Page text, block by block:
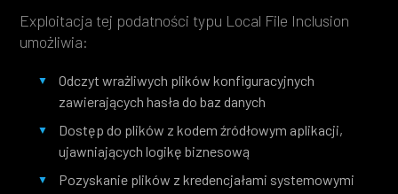
Exploitacja tej podatności typu Local File Inclusion
umożliwia:
Odczyt wrażliwych plików konfiguracyjnych
zawierających hasła do baz danych
Dostęp do plików z kodem źródłowym aplikacji,
ujawniających logikę biznesową
Pozyskanie plików z kredencjałami systemowymi